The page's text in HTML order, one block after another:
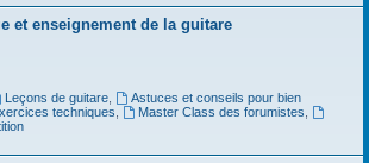
et enseignement de la guitare
Leçons de guitare,
Astuces et conseils pour bien
techniques Master Class des forumistes